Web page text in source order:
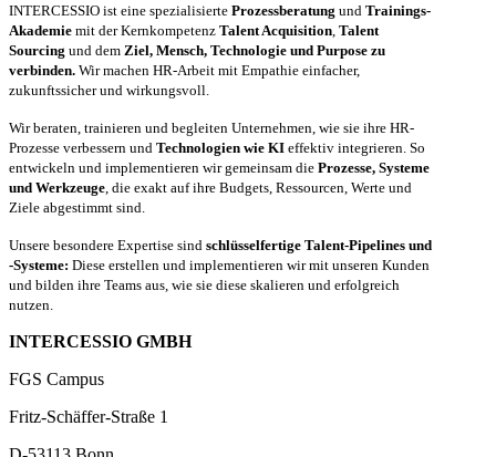
INTERCESSIO ist eine spezialisierte Prozessberatung und Trainings-
Akademie mit der Kernkompetenz Talent Acquisition Talent
Sourcing und dem Ziel, Mensch, Technologie und Purpose zu
verbinden. Wir machen HR-Arbeit mit Empathie einfacher,
zukunftssicher und wirkungsvoll.
Wir beraten, trainieren und begleiten Unternehmen, wie sie ihre HR-
Prozesse verbessern und Technologien wie KI effektiv integrieren. So
entwickeln und implementieren wir gemeinsam die Prozesse, Systeme
und Werkzeuge , die exakt auf ihre Budgets, Ressourcen, Werte und
Ziele abgestimmt sind.
Unsere besondere Expertise sind schlüsselfertige Talent-Pipelines und
-Systeme: Diese erstellen und implementieren wir mit unseren Kunden
und bilden ihre Teams aus, wie sie diese skalieren und erfolgreich
nutzen.
INTERCESSIO GMBH
FGS Campus
Fritz-Schäffer-Straße 1